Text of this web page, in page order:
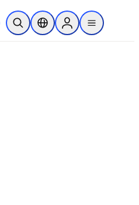
Ouvrir la recherche
Sélecteur de localisation
Sign in to products
menu